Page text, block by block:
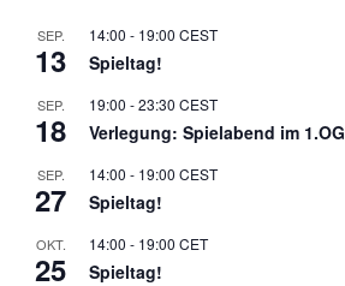
SEP.
13
14:00 - 19:00 CEST
Spieltag!
SEP.
18
19:00 -23:30 CEST
Verlegung: Spielabend im 1.OG
SEP.
27
14:00 - 19:00 CEST
Spieltag!
OKT.
25
14:00 - 19:00 CET
Spieltag!